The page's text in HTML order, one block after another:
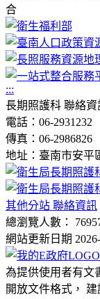
合
:::
長期照護科 聯絡資
電話：06-2931232
傳真：06-2986826
地址：臺南市安平
其他分站 聯絡資訊
總瀏覽人數：
網站更新日期
為提供使用者有文
開放文件格式，